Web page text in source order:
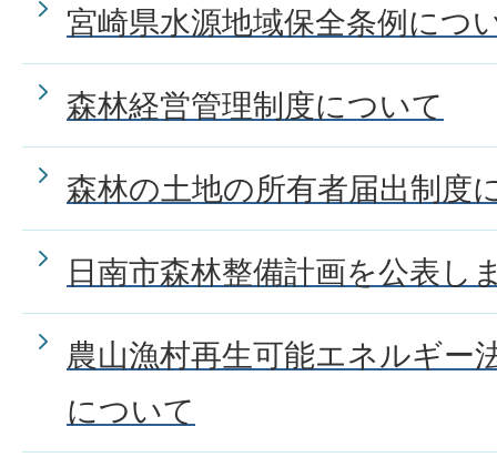
宮崎県水源地域保全条例につ
森林経営管理制度について
森林の土地の所有者届出制度
日南市森林整備計画を公表し
農山漁村再生可能エネルギー
について